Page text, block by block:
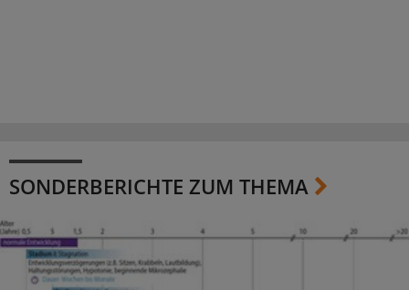
SONDERBERICHTE ZUM THEMA